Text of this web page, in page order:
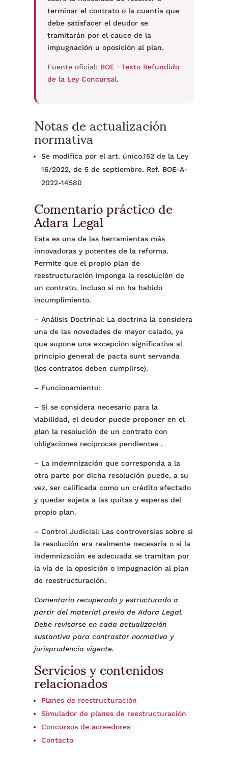
terminar el contrato o la cuantía que
debe satisfacer el deudor se
tramitarán por el cauce de la
impugnación u oposición al plan.
Fuente oficial: BOE · Texto Refundido
de la Ley Concursal.
Notas de actualización
normativa
Se modifica por el art. único.152 de la Ley
16/2022, de 5 de septiembre. Ref. BOE-A-
2022-14580
Comentario práctico de
Adara Legal
Esta es una de las herramientas más
innovadoras y potentes de la reforma.
Permite que el propio plan de
reestructuración imponga la resolución de
un contrato, incluso si no ha habido
incumplimiento.
– Análisis Doctrinal: La doctrina la considera
una de las novedades de mayor calado, ya
que supone una excepción significativa al
principio general de pacta sunt servanda
(los contratos deben cumplirse).
– Funcionamiento:
– Si se considera necesario para la
viabilidad, el deudor puede proponer en el
plan la resolución de un contrato con
obligaciones recíprocas pendientes .
– La indemnización que corresponda a la
otra parte por dicha resolución puede, a su
vez, ser calificada como un crédito afectado
y quedar sujeta a las quitas y esperas del
propio plan.
– Control Judicial: Las controversias sobre si
la resolución era realmente necesaria o si la
indemnización es adecuada se tramitan por
la vía de la oposición o impugnación al plan
de reestructuración.
Comentario recuperado y estructurado a
partir del material previo de Adara Legal.
Debe revisarse en cada actualización
sustantiva para contrastar normativa y
jurisprudencia vigente.
Servicios y contenidos
relacionados
Planes de reestructuración
Simulador de planes de reestructuración
Concursos de acreedores
Contacto